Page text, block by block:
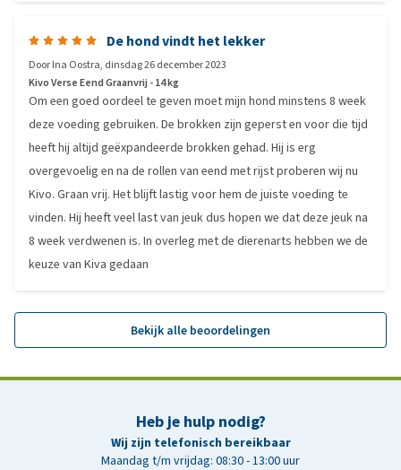
De hond vindt het lekker
DoorIna Oostra, dinsdag 26 december 2023
Kivo Verse Eend Graanvrij - 14 kg
Om een goed oordeel te geven moet mijn hond minstens 8 week
deze voeding gebruiken. De brokken zijn geperst en voor die tijd
heeft hij altijd geëxpandeerde brokken gehad. Hij is erg
overgevoelig en na de rollen van eend met rijst proberen wij nu
Kivo. Graan vrij. Het blijft lastig voor hem de juiste voeding te
vinden. Hij heeft veel last van jeuk dus hopen we dat deze jeuk na
8 week verdwenen is. In overleg met de dierenarts hebben we de
keuze van Kiva gedaan
Bekijk alle beoordelingen
Heb je hulp nodig?
Wij zijn telefonisch bereikbaar
Maandag t/m vrijdag: 08:30 - 13:00 uur